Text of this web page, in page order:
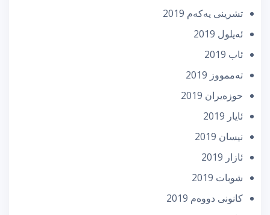
تشرینی یه‌كه‌م 2019
ئه‌یلول 2019
ئاب 2019
تەممووز 2019
حوزه‌یران 2019
ئایار 2019
نیسان 2019
ئازار 2019
شوبات 2019
كانونی دووه‌م 2019